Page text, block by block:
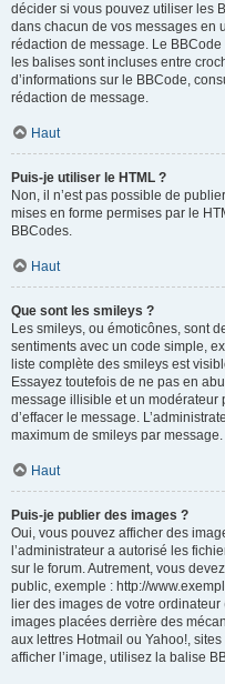
décider si vous pouvez utiliser les
dans chacun de vos messages en
rédaction de message. Le
les balises sont incluses entre
d’informations sur le BBCode,
rédaction de message.
Haut
Puis-je utiliser le HTML ?
Non, il n’est pas possible de
mises en forme permises par le
BBCodes.
Haut
Que sont les smileys ?
Les smileys, ou émoticônes, sont
sentiments avec un code simple,
liste complète des smileys est
Essayez toutefois de ne pas en
message illisible et un modérateur
d’effacer le message.
maximum de smileys par message.
Haut
Puis-je publier des images ?
Oui, vous pouvez afficher des
l’administrateur a autorisé les
sur le forum. Autrement, vous
public, exemple : http://
lier des images de votre
images placées derrière des
aux lettres Hotmail ou Yahoo!,
afficher l’image, utilisez la balise